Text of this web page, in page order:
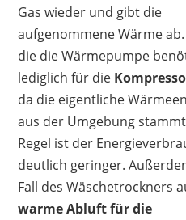
Gas wieder und gibt die
aufgenommene Wärme
die die Wärmepumpe
lediglich für die
da die eigentliche
aus der Umgebung
Regel ist der
deutlich geringer.
Fall des Wäschetrockners
warme Abluft für die